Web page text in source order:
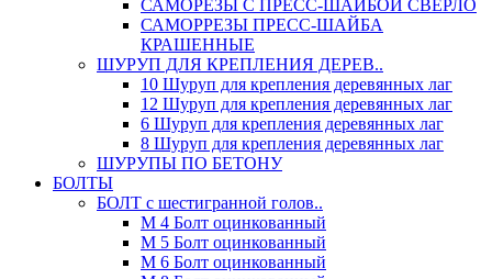
САМОРЕЗЫ С ПРЕСС-ШАЙБОЙ СВЕРЛО
САМОРРЕЗЫ ПРЕСС-ШАЙБА
КРАШЕННЫЕ
ШУРУП ДЛЯ КРЕПЛЕНИЯ ДЕРЕВ..
10 Шуруп для крепления деревянных лаг
12 Шуруп для крепления деревянных лаг
6 Шуруп для крепления деревянных лаг
8 Шуруп для крепления деревянных лаг
ШУРУПЫ ПО БЕТОНУ
БОЛТЫ
БОЛТ с шестигранной голов..
М 4 Болт оцинкованный
М 5 Болт оцинкованный
М 6 Болт оцинкованный